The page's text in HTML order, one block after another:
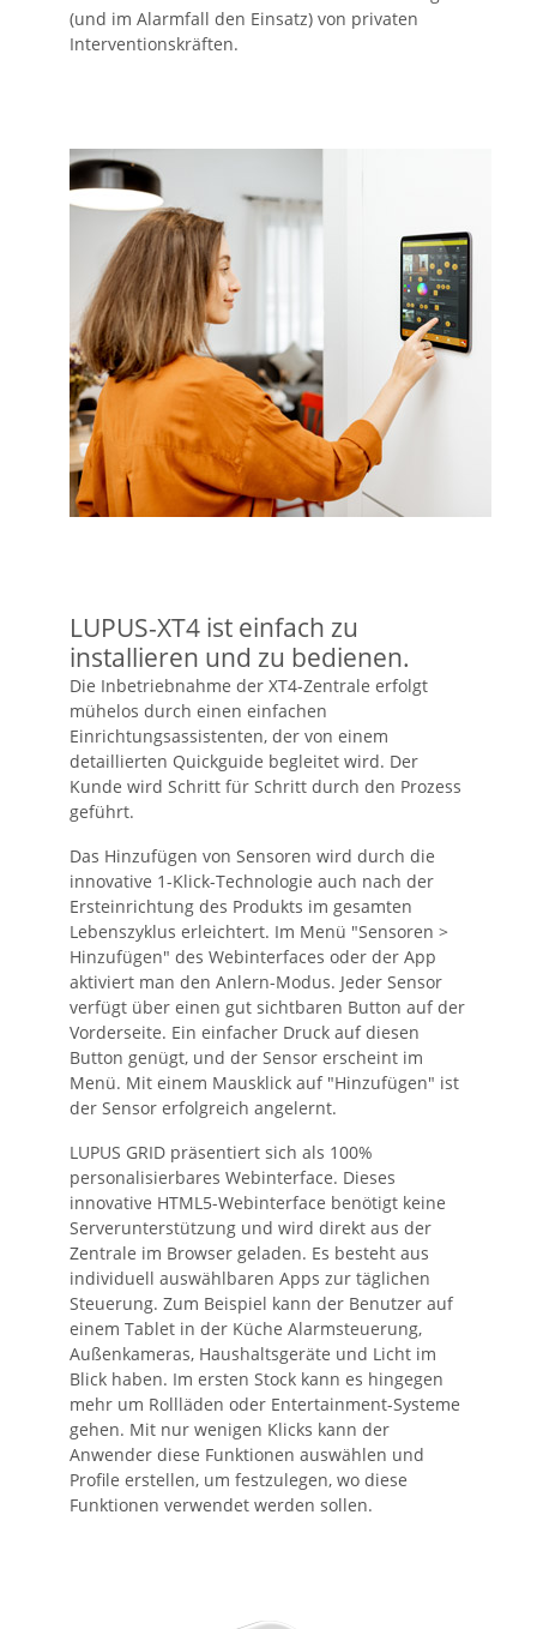
(und im Alarmfall den Einsatz) von privaten
Interventionskräften.
LUPUS-XT4 ist einfach zu
installieren und zu bedienen.
Die Inbetriebnahme der XT4-Zentrale erfolgt
mühelos durch einen einfachen
Einrichtungsassistenten, der von einem
detaillierten Quickguide begleitet wird. Der
Kunde wird Schritt für Schritt durch den Prozess
geführt.
Das Hinzufügen von Sensoren wird durch die
innovative 1-Klick-Technologie auch nach der
Ersteinrichtung des Produkts im gesamten
Lebenszyklus erleichtert. Im Menü "Sensoren >
Hinzufügen" des Webinterfaces oder der App
aktiviert man den Anlern-Modus. Jeder Sensor
verfügt über einen gut sichtbaren Button auf der
Vorderseite. Ein einfacher Druck auf diesen
Button genügt, und der Sensor erscheint im
Menü. Mit einem Mausklick auf "Hinzufügen" ist
der Sensor erfolgreich angelernt.
LUPUS GRID präsentiert sich als 100%
personalisierbares Webinterface. Dieses
innovative HTML5-Webinterface benötigt keine
Serverunterstützung und wird direkt aus der
Zentrale im Browser geladen. Es besteht aus
individuell auswählbaren Apps zur täglichen
Steuerung. Zum Beispiel kann der Benutzer auf
einem Tablet in der Küche Alarmsteuerung,
Außenkameras, Haushaltsgeräte und Licht im
Blick haben. Im ersten Stock kann es hingegen
mehr um Rollläden oder Entertainment-Systeme
gehen. Mit nur wenigen Klicks kann der
Anwender diese Funktionen auswählen und
Profile erstellen, um festzulegen, wo diese
Funktionen verwendet werden sollen.